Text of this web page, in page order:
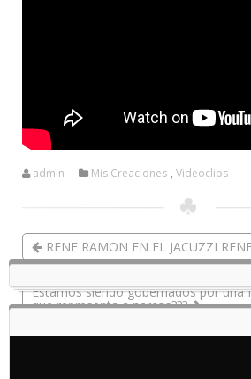
admin Mis Creaciones , Videoclips
RENE RAMON EN EL JACUZZI
Estamos siendo gobernados por una
que representa a narcos???